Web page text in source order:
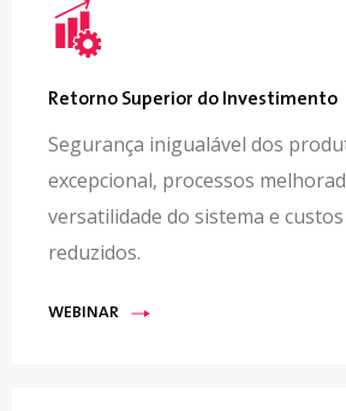
Retorno Superior do Investimento
Segurança inigualável dos
excepcional, processos
versatilidade do sistema e
reduzidos.
WEBINAR